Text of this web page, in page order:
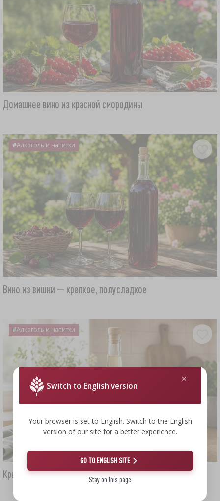
Домашнее вино из красной смородины
#Алкоголь и напитки
Вино из вишни — крепкое, полусладкое
#Алкоголь и напитки
Крыжовниковка - настойка из крыжовника
Switch to English version
Your browser is set to English. Switch to the English
version of our site for a better experience.
GO TO ENGLISH SITE
Stay on this page